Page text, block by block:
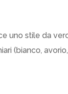
uno stile da
(bianco, avorio,